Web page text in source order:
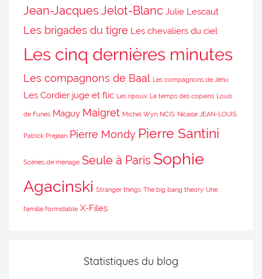
Jean-Jacques Jelot-Blanc Julie Lescaut
Les brigades du tigre Les chevaliers du ciel
Les cinq dernières minutes
Les compagnons de Baal Les compagnons de Jéhu
Les Cordier juge et flic Les ripoux Le temps des copains Louis
de Funès Maguy Maigret Michel Wyn NCIS Nicaise JEAN-LOUIS
Patrick Préjean Pierre Mondy Pierre Santini
Scènes de ménage Seule à Paris Sophie
Agacinski Stranger things The big bang theory Une
famille formidable X-Files
Statistiques du blog